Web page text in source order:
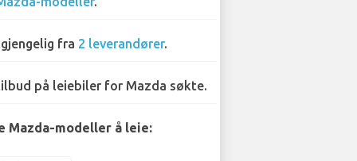
fra 2 leverandører.
på leiebiler for Mazda søkte.
Mazda-modeller å leie: